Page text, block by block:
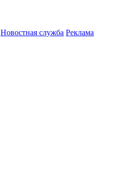
Новостная служба Реклама